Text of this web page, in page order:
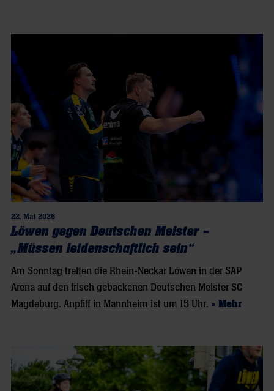
22. Mai 2026
Löwen gegen Deutschen Meister –
„Müssen leidenschaftlich sein“
Am Sonntag treffen die Rhein-Neckar Löwen in der SAP
Arena auf den frisch gebackenen Deutschen Meister SC
Magdeburg. Anpfiff in Mannheim ist um 15 Uhr. » Mehr